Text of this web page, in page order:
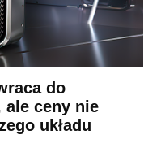
do
ale ceny nie
układu